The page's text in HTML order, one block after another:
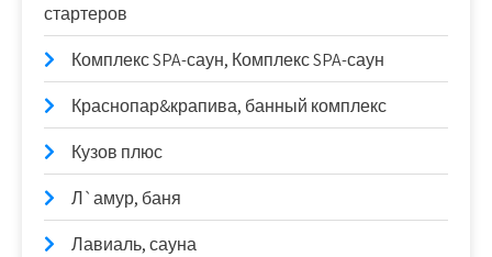
стартеров
Комплекс SPA-саун, Комплекс SPA-саун
Краснопар&крапива, банный комплекс
Кузов плюс
Л`амур, баня
Лавиаль, сауна